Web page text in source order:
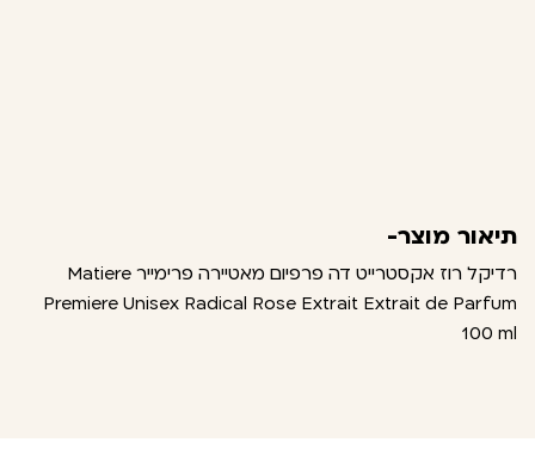
תיאור מוצר-
רדיקל רוז אקסטרייט דה פרפיום מאטיירה פרימייר Matiere
Premiere Unisex Radical Rose Extrait Extrait de Parfum
100 ml